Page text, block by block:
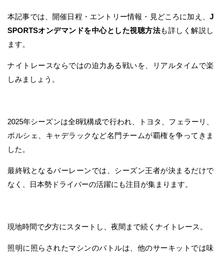
本記事では、開催日程・エントリー情報・見どころに加え、 J
SPORTSオンデマンドを中心とした視聴方法も詳しく解説し
ます。
ナイトレースならではの迫力ある戦いを、リアルタイムで楽
しみましょう。
2025年シーズンは全8戦構成で行われ、トヨタ、フェラーリ、
ポルシェ、キャデラックなど名門チームが覇権を争ってきま
した。
最終戦となるバーレーンでは、シーズン王者が決まるだけで
なく、日本勢ドライバーの活躍にも注目が集まります。
現地時間で夕方にスタートし、夜間まで続くナイトレース。
照明に照らされたマシンのバトルは、他のサーキットでは味